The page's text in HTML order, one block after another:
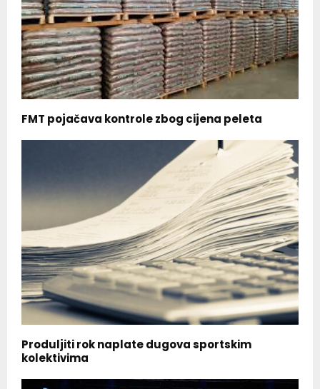
FMT pojačava kontrole zbog cijena peleta
Produljiti rok naplate dugova sportskim
kolektivima